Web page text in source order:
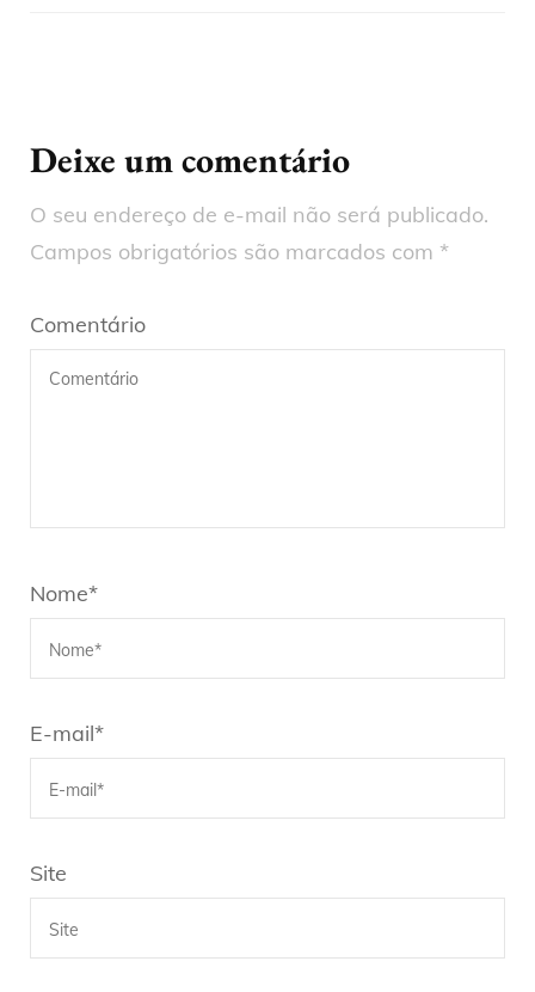
Deixe um comentário
O seu endereço de e-mail não será publicado.
Campos obrigatórios são marcados com *
Comentário
Nome*
E-mail*
Site